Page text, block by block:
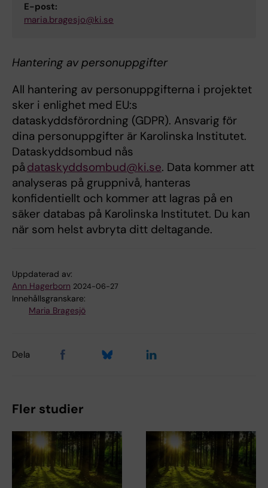
E-post:
maria.bragesjo@ki.se
Hantering av personuppgifter
All hantering av personuppgifterna i projektet
sker i enlighet med EU:s
dataskyddsförordning (GDPR). Ansvarig för
dina personuppgifter är Karolinska Institutet.
Dataskyddsombud nås
på dataskyddsombud@ki.se. Data kommer att
analyseras på gruppnivå, hanteras
konfidentiellt och kommer att lagras på en
säker databas på Karolinska Institutet. Du kan
när som helst avbryta ditt deltagande.
Uppdaterad av:
Ann Hagerborn 2024-06-27
Innehållsgranskare:
Maria Bragesjö
Dela
Fler studier